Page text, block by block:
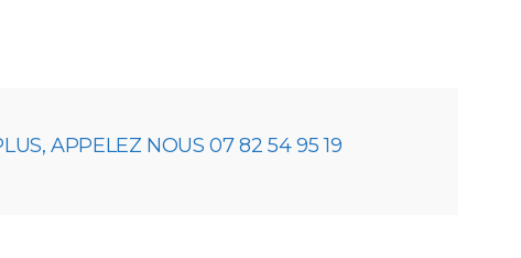
APPELEZ NOUS 07 82 54 95 19